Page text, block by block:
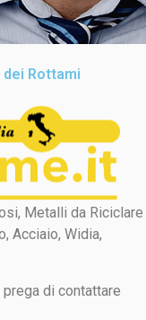
Rottami
Metalli da Riciclare
Acciaio, Widia,
di contattare